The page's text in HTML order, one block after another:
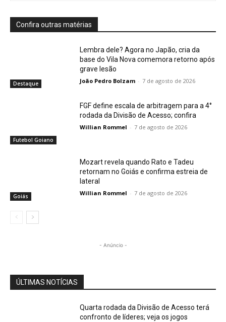
Confira outras matérias
Destaque
Lembra dele? Agora no Japão, cria da
base do Vila Nova comemora retorno após
grave lesão
João Pedro Bolzam - 7 de agosto de 2026
Futebol Goiano
FGF define escala de arbitragem para a 4°
rodada da Divisão de Acesso; confira
Willian Rommel - 7 de agosto de 2026
Goiás
Mozart revela quando Rato e Tadeu
retornam no Goiás e confirma estreia de
lateral
Willian Rommel - 7 de agosto de 2026
- Anúncio -
ÚLTIMAS NOTÍCIAS
Quarta rodada da Divisão de Acesso terá
confronto de líderes; veja os jogos